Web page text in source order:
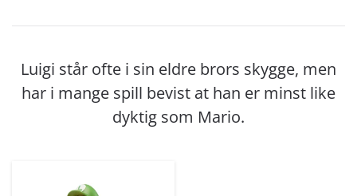
Luigi står ofte i sin eldre brors skygge, men
har i mange spill bevist at han er minst like
dyktig som Mario.